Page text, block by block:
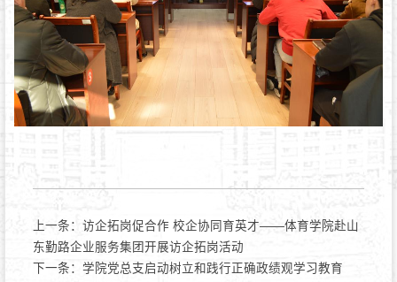
上一条： 访企拓岗促合作 校企协同育英才——体育学院赴山
东勤路企业服务集团开展访企拓岗活动
下一条： 学院党总支启动树立和践行正确政绩观学习教育